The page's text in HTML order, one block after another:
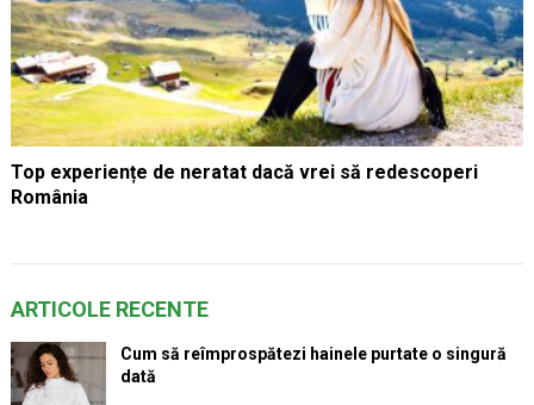
Top experiențe de neratat dacă vrei să redescoperi
România
ARTICOLE RECENTE
Cum să reîmprospătezi hainele purtate o singură
dată